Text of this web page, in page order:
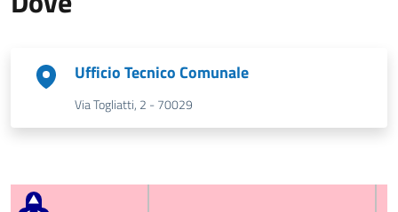
Ufficio Tecnico Comunale
Via Togliatti, 2 - 70029